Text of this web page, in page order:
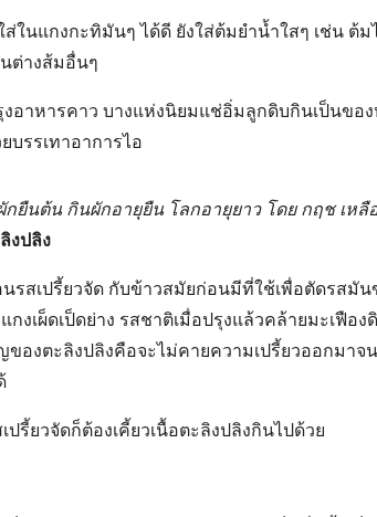
ในแกงกะทิมันๆ ได้ดี ยังใส่ต้มยำน้ำใสๆ เช่น ต้
ต่างส้มอื่นๆ
อาหารคาว บางแห่งนิยมแช่อิ่มลูกดิบกินเป็นขอ
บรรเทาอาการไอ
กยืนต้น กินผักอายุยืน โลกอายุยาว โดย กฤช เหลื
งปลิง
รสเปรี้ยวจัด กับข้าวสมัยก่อนมีที่ใช้เพื่อตัดรสมั
กงเผ็ดเป็ดย่าง รสชาติเมื่อปรุงแล้วคล้ายมะเฟือ
งตะลิงปลิงคือจะไม่คายความเปรี้ยวออกมาจน
ปรี้ยวจัดก็ต้องเคี้ยวเนื้อตะลิงปลิงกินไปด้วย